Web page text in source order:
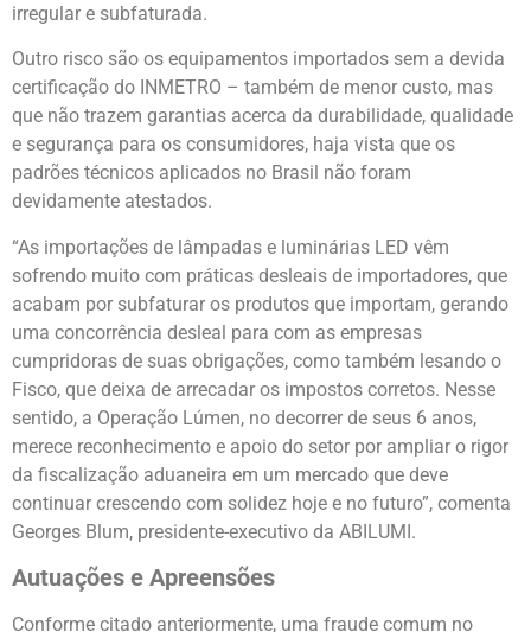
irregular e subfaturada.
Outro risco são os equipamentos importados sem a devida
certificação do INMETRO – também de menor custo, mas
que não trazem garantias acerca da durabilidade, qualidade
e segurança para os consumidores, haja vista que os
padrões técnicos aplicados no Brasil não foram
devidamente atestados.
“As importações de lâmpadas e luminárias LED vêm
sofrendo muito com práticas desleais de importadores, que
acabam por subfaturar os produtos que importam, gerando
uma concorrência desleal para com as empresas
cumpridoras de suas obrigações, como também lesando o
Fisco, que deixa de arrecadar os impostos corretos. Nesse
sentido, a Operação Lúmen, no decorrer de seus 6 anos,
merece reconhecimento e apoio do setor por ampliar o rigor
da fiscalização aduaneira em um mercado que deve
continuar crescendo com solidez hoje e no futuro”, comenta
Georges Blum, presidente-executivo da ABILUMI.
Autuações e Apreensões
Conforme citado anteriormente, uma fraude comum no